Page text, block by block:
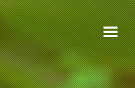
ACCUEIL
À PROPOS
GAMMES